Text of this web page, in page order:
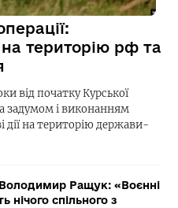
територію рф та
від початку Курської
задумом і виконанням
дії на територію держави-
Ращук: «Воєнні
спільного з